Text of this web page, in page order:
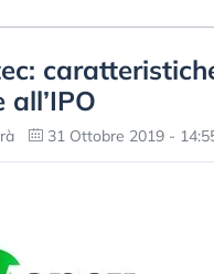
31 Ottobre 2019 -